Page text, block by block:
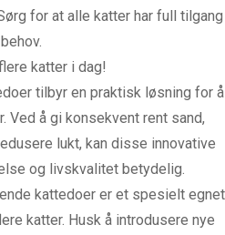
for at alle katter har full tilgang
katter i dag!
tilbyr en praktisk løsning for å
Ved å gi konsekvent rent sand,
lukt, kan disse innovative
og livskvalitet betydelig.
kattedoer er et spesielt egnet
katter. Husk å introdusere nye